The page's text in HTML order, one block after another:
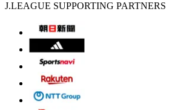
J.LEAGUE SUPPORTING PARTNERS